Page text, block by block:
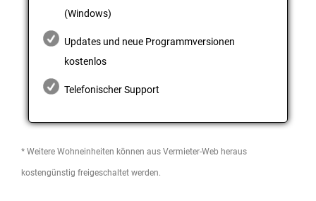
(Windows)
Updates und neue Programmversionen
kostenlos
Telefonischer Support
* Weitere Wohneinheiten können aus Vermieter-Web heraus
kostengünstig freigeschaltet werden.